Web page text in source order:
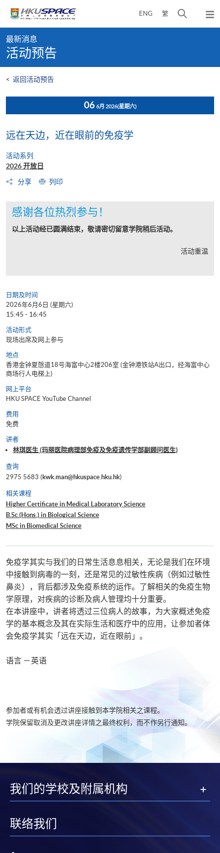
content
ENG 繁
开
弹
出
content
start
最新消息
活动预告
< 返回活动预告
06 6月 2026(星期六)
远在天边，近在眼前的免疫学
活动系列
2026 开放日
分享
列印
感谢各位热烈参与！
以上活动经已圆满结束，敬请密切留意学院稍后活动。
活动重温
日期及时间
2026年6月6日 (星期六)
15:45 - 16:45
活动形式
现场出席及网上参与
地点
香港金钟夏慤道18号海富中心2楼206室 (金钟港铁站A出口，经海富中心
商场行人电梯上)
网上平台
HKU SPACE YouTube Channel
费用
免费
讲者
林琪医生 (玛丽医院病理部免疫及免疫遗传学部副顾问医生)
查询
2975 5683 (kwk.man@hkuspace.hku.hk)
相关课程
Higher Certificate in Medical Laboratory Science
B.Sc.(Hons.) in Biological Science
MSc in Biomedical Science
免疫学其实与我们的日常生活息息相关，无论是我们在环境
中接触到病毒的一刻，还是常见的过敏性疾病（例如过敏性
鼻炎），背后都涉及免疫系统的运作。了解相关的免疫生物
学原理，对疾病的诊断及病人管理均十分重要。
在本讲座中，讲者将透过三位病人的故事，为大家概述免疫
学的基本概念及其在实际生活和医疗中的应用，让参加者体
会免疫学其实「远在天边，近在眼前」。
语言 －英语
参加者或有机会透过讲座接触到本学院相关之课程。
学院保留取消及更改讲座详情之最终权利，而不作另行通知。
我们的学校及附属机构
联络我们